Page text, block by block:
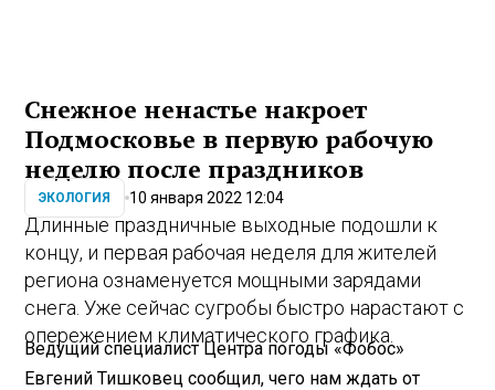
Снежное ненастье накроет
Подмосковье в первую рабочую
неделю после праздников
ЭКОЛОГИЯ 10 января 2022 12:04
Длинные праздничные выходные подошли к
концу, и первая рабочая неделя для жителей
региона ознаменуется мощными зарядами
снега. Уже сейчас сугробы быстро нарастают с
опережением климатического графика.
Ведущий специалист Центра погоды «Фобос»
Евгений Тишковец сообщил, чего нам ждать от